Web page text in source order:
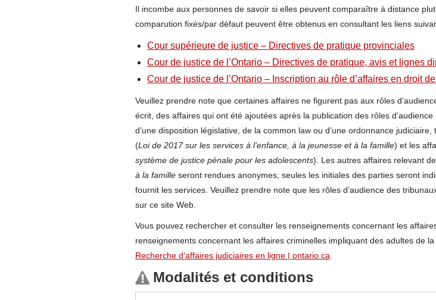
Il incombe aux personnes de savoir si elles peuvent comparaître à distance
comparution fixés/par défaut peuvent être obtenus en consultant les liens
Cour supérieure de justice – Directives de pratique provinciales
Cour de justice de l’Ontario – Directives de pratique, avis et lignes
Cour de justice de l’Ontario – Inscription au rôle d’affaires en droit
Veuillez prendre note que certaines affaires ne figurent pas aux rôles
écrit, des affaires qui ont été ajoutées après la publication des rôles
d’une disposition législative, de la common law ou d’une ordonnance
(Loi de 2017 sur les services à l’enfance, à la jeunesse et à la famille) et les
système de justice pénale pour les adolescents). Les autres affaires relevant
à la famille seront rendues anonymes; seules les initiales des parties seront
fournit les services. Veuillez prendre note que les rôles d’audience des
sur ce site Web.
Vous pouvez rechercher et consulter les renseignements concernant les
renseignements concernant les affaires criminelles impliquant des adultes de
Recherche d’affaires judiciaires en ligne | ontario.ca
Modalités et conditions